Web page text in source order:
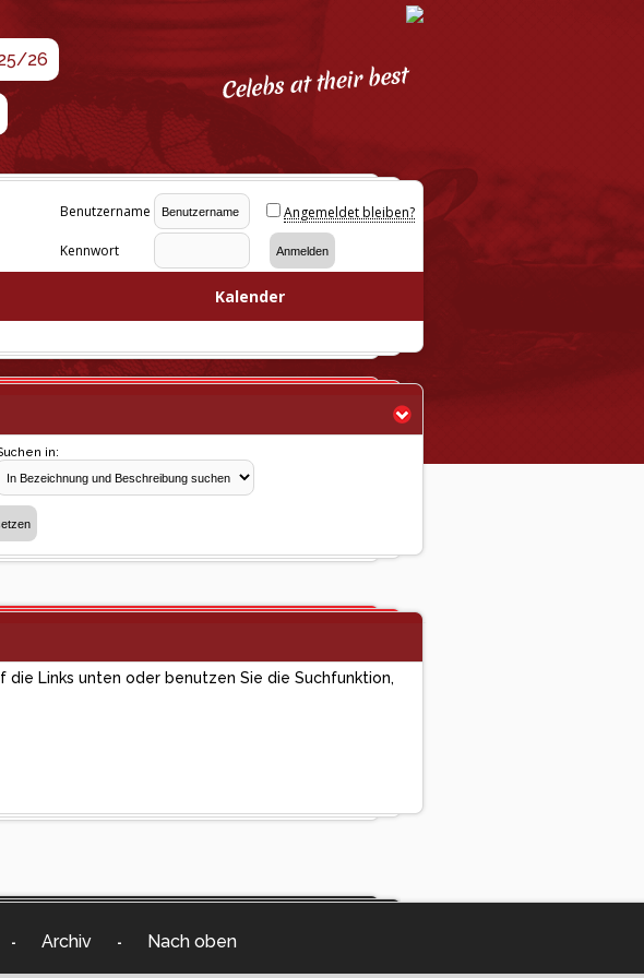
26
Benutzername Angemeldet bleiben?
Kennwort
Kalender
in:
die Links unten oder benutzen Sie die Suchfunktion,
- Archiv - Nach oben